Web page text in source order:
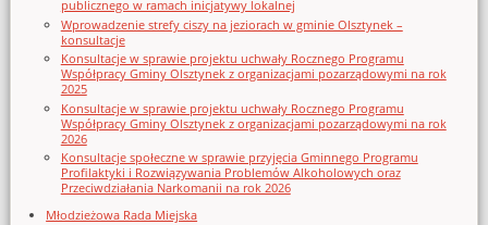
publicznego w ramach inicjatywy lokalnej
Wprowadzenie strefy ciszy na jeziorach w gminie Olsztynek –
konsultacje
Konsultacje w sprawie projektu uchwały Rocznego Programu
Współpracy Gminy Olsztynek z organizacjami pozarządowymi na rok
2025
Konsultacje w sprawie projektu uchwały Rocznego Programu
Współpracy Gminy Olsztynek z organizacjami pozarządowymi na rok
2026
Konsultacje społeczne w sprawie przyjęcia Gminnego Programu
Profilaktyki i Rozwiązywania Problemów Alkoholowych oraz
Przeciwdziałania Narkomanii na rok 2026
Młodzieżowa Rada Miejska